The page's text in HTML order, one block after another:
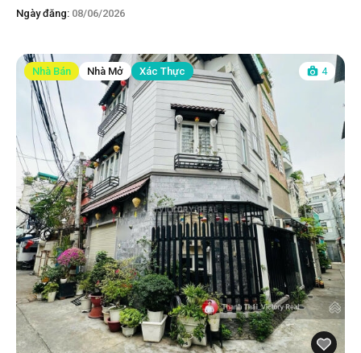
Ngày đăng: 08/06/2026
Nhà Bán Nhà Mở Xác Thực 4